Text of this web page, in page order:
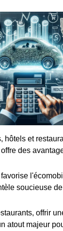
hôtels et
des
soucieuse
offrir
atout majeur